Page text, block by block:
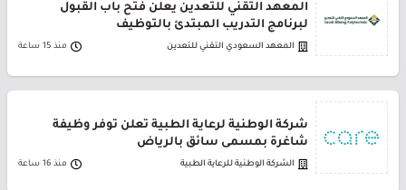
المعهد التقني للتعدين يعلن فتح باب القبول
لبرنامج التدريب المبتدئ بالتوظيف
المعهد السعودي التقني للتعدين منذ 15 ساعة
شركة الوطنية لرعاية الطبية تعلن توفر وظيفة
شاغرة بمسمى سائق بالرياض
الشركة الوطنية للرعاية الطبية منذ 16 ساعة